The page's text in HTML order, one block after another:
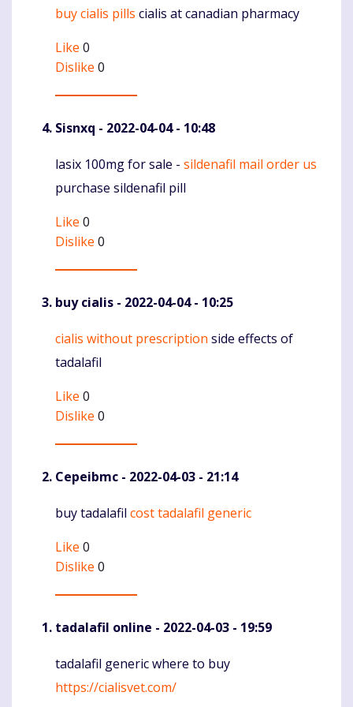
Komentaras
buy cialis pills cialis at canadian pharmacy
Like 0
Dislike 0
Sisnxq - 2022-04-04 - 10:48
Komentaras
lasix 100mg for sale - sildenafil mail order us
purchase sildenafil pill
Like 0
Dislike 0
buy cialis - 2022-04-04 - 10:25
Komentaras
cialis without prescription side effects of
tadalafil
Like 0
Dislike 0
Cepeibmc - 2022-04-03 - 21:14
Komentaras
buy tadalafil cost tadalafil generic
Like 0
Dislike 0
tadalafil online - 2022-04-03 - 19:59
Komentaras
tadalafil generic where to buy
https://cialisvet.com/